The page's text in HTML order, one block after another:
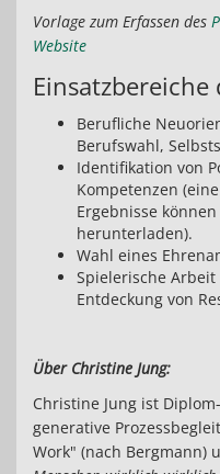
Vorlage zum Erfassen des
Website
Einsatzbereiche
Berufliche
Berufswahl,
Identifikation von
Kompetenzen
Ergebnisse
herunterladen).
Wahl eines
Spielerische
Entdeckung von
Über Christine Jung:
Christine Jung ist
generative
Work" (nach Bergmann)